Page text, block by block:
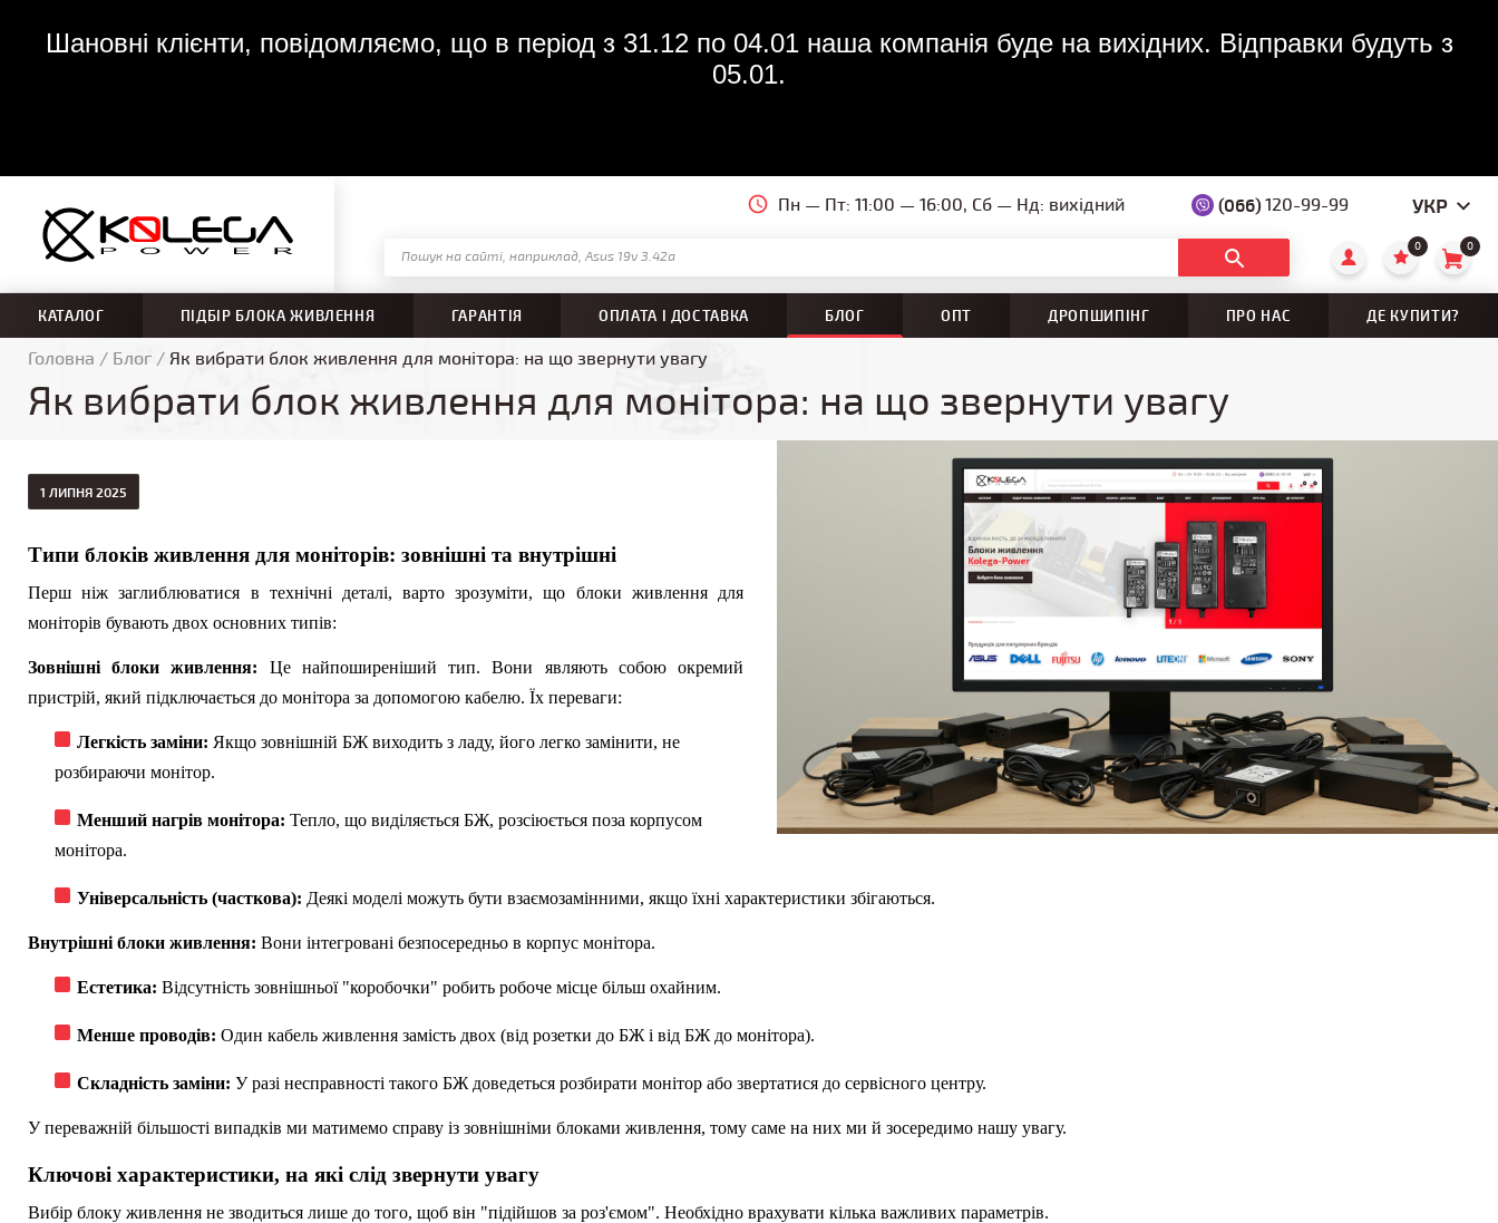
Шановні клієнти, повідомляємо, що в період з 31.12 по 04.01 наша компанія буде на вихідних. Відправки будуть з
05.01.
Пн — Пт: 11:00 — 16:00, Сб — Нд: вихідний (066) 120-99-99 УКР
0 0
КАТАЛОГ ПІДБІР БЛОКА ЖИВЛЕННЯ ГАРАНТІЯ ОПЛАТА І ДОСТАВКА БЛОГ ОПТ ДРОПШИПІНГ ПРО НАС ДЕ КУПИТИ?
Головна / Блог / Як вибрати блок живлення для монітора: на що звернути увагу
Як вибрати блок живлення для монітора: на що звернути увагу
1 ЛИПНЯ 2025
Типи блоків живлення для моніторів: зовнішні та внутрішні
Перш ніж заглиблюватися в технічні деталі, варто зрозуміти, що блоки живлення для
моніторів бувають двох основних типів:
Зовнішні блоки живлення: Це найпоширеніший тип. Вони являють собою окремий
пристрій, який підключається до монітора за допомогою кабелю. Їх переваги:
Легкість заміни: Якщо зовнішній БЖ виходить з ладу, його легко замінити, не
розбираючи монітор.
Менший нагрів монітора: Тепло, що виділяється БЖ, розсіюється поза корпусом
монітора.
Універсальність (часткова): Деякі моделі можуть бути взаємозамінними, якщо їхні характеристики збігаються.
Внутрішні блоки живлення: Вони інтегровані безпосередньо в корпус монітора.
Естетика: Відсутність зовнішньої "коробочки" робить робоче місце більш охайним.
Менше проводів: Один кабель живлення замість двох (від розетки до БЖ і від БЖ до монітора).
Складність заміни: У разі несправності такого БЖ доведеться розбирати монітор або звертатися до сервісного центру.
У переважній більшості випадків ми матимемо справу із зовнішніми блоками живлення, тому саме на них ми й зосередимо нашу увагу.
Ключові характеристики, на які слід звернути увагу
Вибір блоку живлення не зводиться лише до того, щоб він "підійшов за роз'ємом". Необхідно врахувати кілька важливих параметрів.